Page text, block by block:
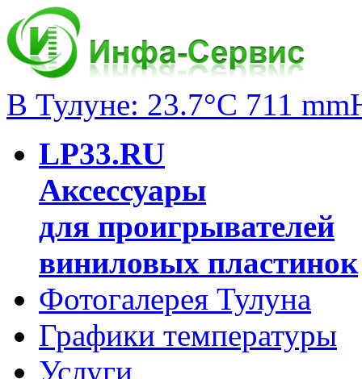
В Тулуне: 23.7°C 711
LP33.RU
Аксессуары
для проигрывателей
виниловых пластинок
Фотогалерея Тулуна
Графики температуры
Услуги